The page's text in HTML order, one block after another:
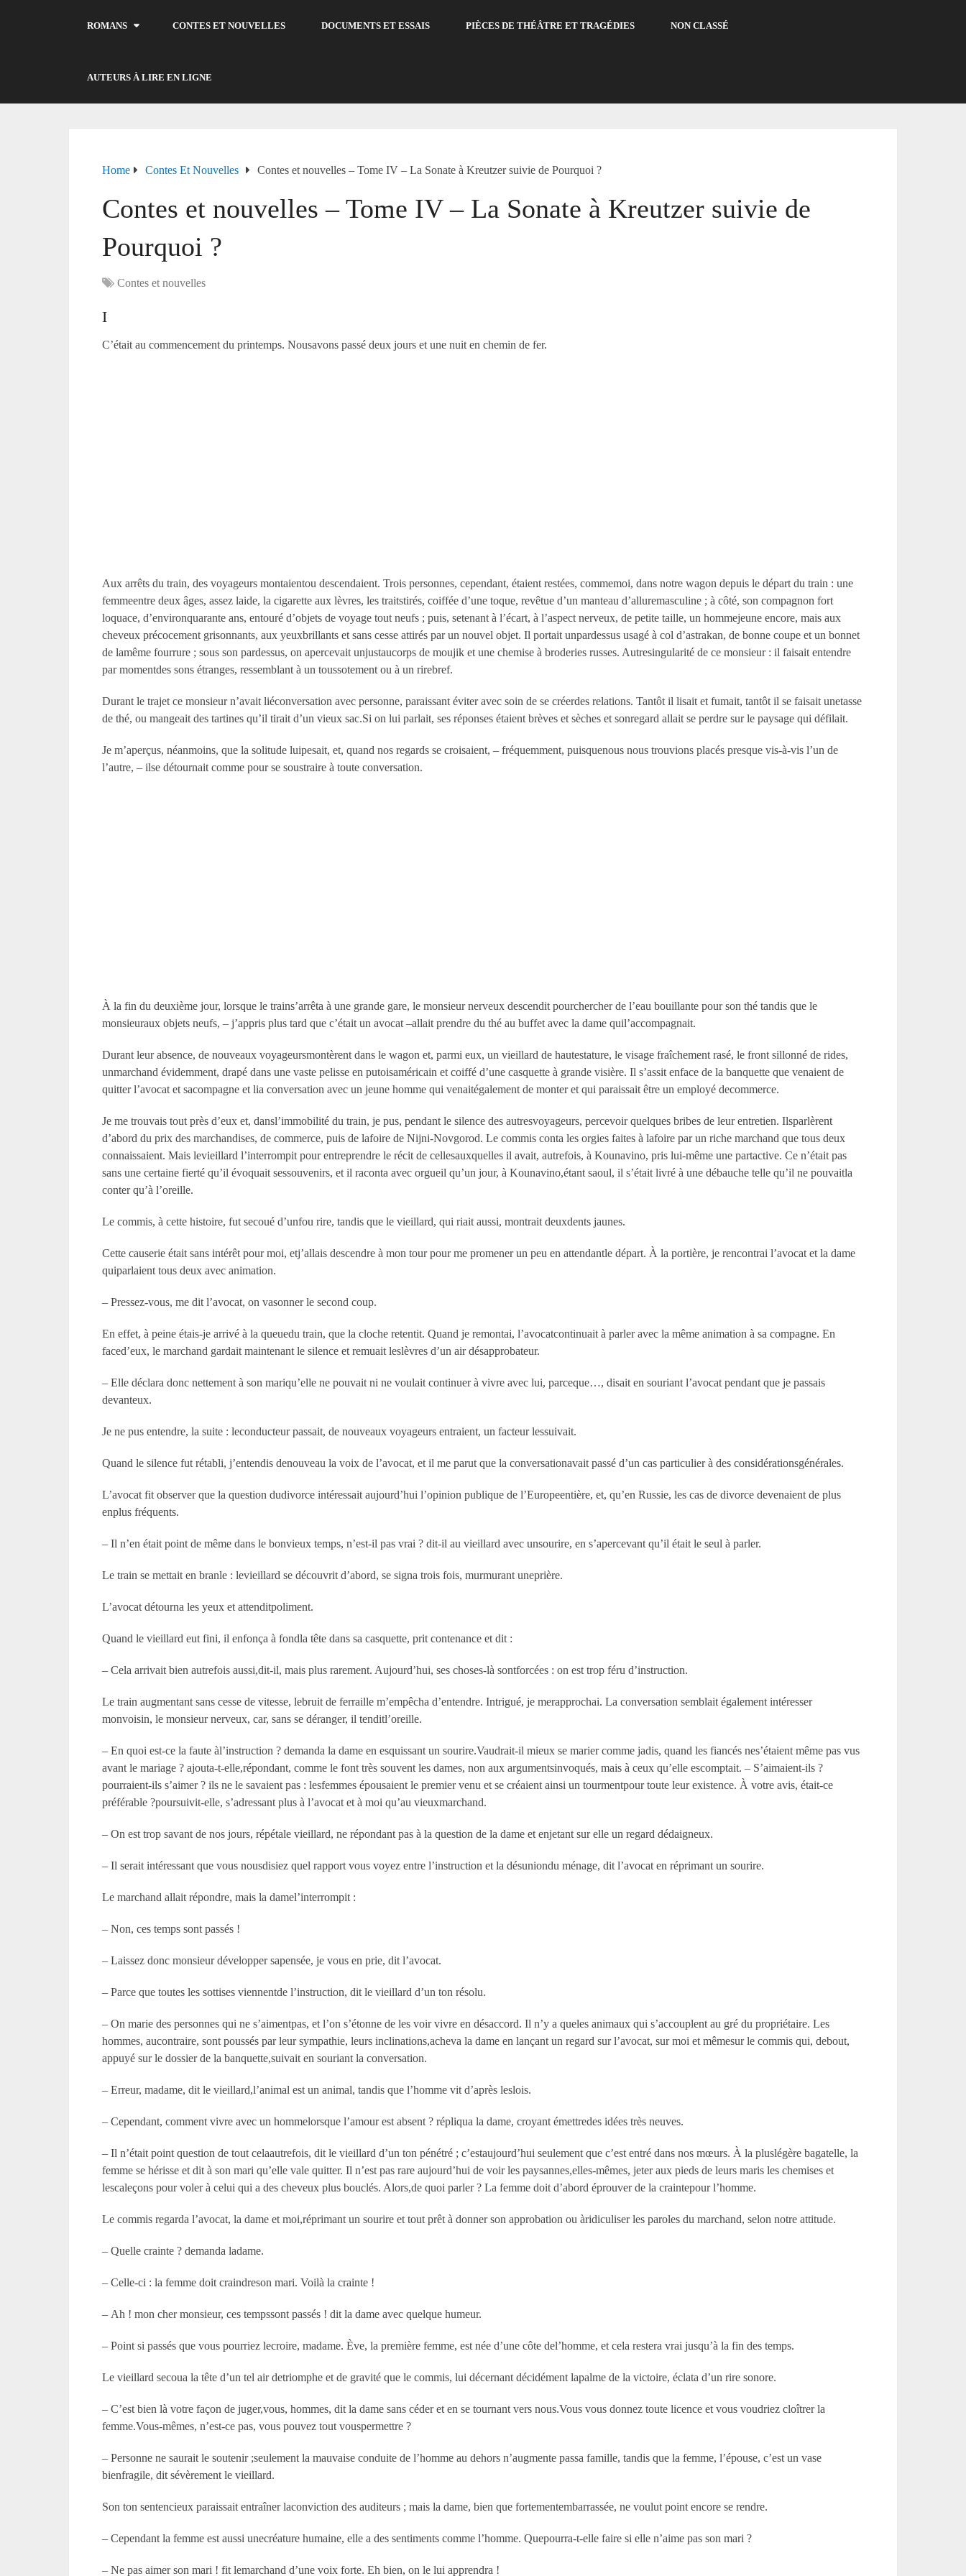
ROMANS CONTES ET NOUVELLES DOCUMENTS ET ESSAIS PIÈCES DE THÉÂTRE ET TRAGÉDIES NON CLASSÉ
AUTEURS À LIRE EN LIGNE
Home Contes Et Nouvelles Contes et nouvelles – Tome IV – La Sonate à Kreutzer suivie de Pourquoi ?
Contes et nouvelles – Tome IV – La Sonate à Kreutzer suivie de
Pourquoi ?
Contes et nouvelles
I
C’était au commencement du printemps. Nousavons passé deux jours et une nuit en chemin de fer.
Aux arrêts du train, des voyageurs montaientou descendaient. Trois personnes, cependant, étaient restées, commemoi, dans notre wagon depuis le départ du train : une
femmeentre deux âges, assez laide, la cigarette aux lèvres, les traitstirés, coiffée d’une toque, revêtue d’un manteau d’alluremasculine ; à côté, son compagnon fort
loquace, d’environquarante ans, entouré d’objets de voyage tout neufs ; puis, setenant à l’écart, à l’aspect nerveux, de petite taille, un hommejeune encore, mais aux
cheveux précocement grisonnants, aux yeuxbrillants et sans cesse attirés par un nouvel objet. Il portait unpardessus usagé à col d’astrakan, de bonne coupe et un bonnet
de lamême fourrure ; sous son pardessus, on apercevait unjustaucorps de moujik et une chemise à broderies russes. Autresingularité de ce monsieur : il faisait entendre
par momentdes sons étranges, ressemblant à un toussotement ou à un rirebref.
Durant le trajet ce monsieur n’avait liéconversation avec personne, paraissant éviter avec soin de se créerdes relations. Tantôt il lisait et fumait, tantôt il se faisait unetasse
de thé, ou mangeait des tartines qu’il tirait d’un vieux sac.Si on lui parlait, ses réponses étaient brèves et sèches et sonregard allait se perdre sur le paysage qui défilait.
Je m’aperçus, néanmoins, que la solitude luipesait, et, quand nos regards se croisaient, – fréquemment, puisquenous nous trouvions placés presque vis-à-vis l’un de
l’autre, – ilse détournait comme pour se soustraire à toute conversation.
À la fin du deuxième jour, lorsque le trains’arrêta à une grande gare, le monsieur nerveux descendit pourchercher de l’eau bouillante pour son thé tandis que le
monsieuraux objets neufs, – j’appris plus tard que c’était un avocat –allait prendre du thé au buffet avec la dame quil’accompagnait.
Durant leur absence, de nouveaux voyageursmontèrent dans le wagon et, parmi eux, un vieillard de hautestature, le visage fraîchement rasé, le front sillonné de rides,
unmarchand évidemment, drapé dans une vaste pelisse en putoisaméricain et coiffé d’une casquette à grande visière. Il s’assit enface de la banquette que venaient de
quitter l’avocat et sacompagne et lia conversation avec un jeune homme qui venaitégalement de monter et qui paraissait être un employé decommerce.
Je me trouvais tout près d’eux et, dansl’immobilité du train, je pus, pendant le silence des autresvoyageurs, percevoir quelques bribes de leur entretien. Ilsparlèrent
d’abord du prix des marchandises, de commerce, puis de lafoire de Nijni-Novgorod. Le commis conta les orgies faites à lafoire par un riche marchand que tous deux
connaissaient. Mais levieillard l’interrompit pour entreprendre le récit de cellesauxquelles il avait, autrefois, à Kounavino, pris lui-même une partactive. Ce n’était pas
sans une certaine fierté qu’il évoquait sessouvenirs, et il raconta avec orgueil qu’un jour, à Kounavino,étant saoul, il s’était livré à une débauche telle qu’il ne pouvaitla
conter qu’à l’oreille.
Le commis, à cette histoire, fut secoué d’unfou rire, tandis que le vieillard, qui riait aussi, montrait deuxdents jaunes.
Cette causerie était sans intérêt pour moi, etj’allais descendre à mon tour pour me promener un peu en attendantle départ. À la portière, je rencontrai l’avocat et la dame
quiparlaient tous deux avec animation.
– Pressez-vous, me dit l’avocat, on vasonner le second coup.
En effet, à peine étais-je arrivé à la queuedu train, que la cloche retentit. Quand je remontai, l’avocatcontinuait à parler avec la même animation à sa compagne. En
faced’eux, le marchand gardait maintenant le silence et remuait leslèvres d’un air désapprobateur.
– Elle déclara donc nettement à son mariqu’elle ne pouvait ni ne voulait continuer à vivre avec lui, parceque…, disait en souriant l’avocat pendant que je passais
devanteux.
Je ne pus entendre, la suite : leconducteur passait, de nouveaux voyageurs entraient, un facteur lessuivait.
Quand le silence fut rétabli, j’entendis denouveau la voix de l’avocat, et il me parut que la conversationavait passé d’un cas particulier à des considérationsgénérales.
L’avocat fit observer que la question dudivorce intéressait aujourd’hui l’opinion publique de l’Europeentière, et, qu’en Russie, les cas de divorce devenaient de plus
enplus fréquents.
– Il n’en était point de même dans le bonvieux temps, n’est-il pas vrai ? dit-il au vieillard avec unsourire, en s’apercevant qu’il était le seul à parler.
Le train se mettait en branle : levieillard se découvrit d’abord, se signa trois fois, murmurant uneprière.
L’avocat détourna les yeux et attenditpoliment.
Quand le vieillard eut fini, il enfonça à fondla tête dans sa casquette, prit contenance et dit :
– Cela arrivait bien autrefois aussi,dit-il, mais plus rarement. Aujourd’hui, ses choses-là sontforcées : on est trop féru d’instruction.
Le train augmentant sans cesse de vitesse, lebruit de ferraille m’empêcha d’entendre. Intrigué, je merapprochai. La conversation semblait également intéresser
monvoisin, le monsieur nerveux, car, sans se déranger, il tenditl’oreille.
– En quoi est-ce la faute àl’instruction ? demanda la dame en esquissant un sourire.Vaudrait-il mieux se marier comme jadis, quand les fiancés nes’étaient même pas vus
avant le mariage ? ajouta-t-elle,répondant, comme le font très souvent les dames, non aux argumentsinvoqués, mais à ceux qu’elle escomptait. – S’aimaient-ils ?
pourraient-ils s’aimer ? ils ne le savaient pas : lesfemmes épousaient le premier venu et se créaient ainsi un tourmentpour toute leur existence. À votre avis, était-ce
préférable ?poursuivit-elle, s’adressant plus à l’avocat et à moi qu’au vieuxmarchand.
– On est trop savant de nos jours, répétale vieillard, ne répondant pas à la question de la dame et enjetant sur elle un regard dédaigneux.
– Il serait intéressant que vous nousdisiez quel rapport vous voyez entre l’instruction et la désuniondu ménage, dit l’avocat en réprimant un sourire.
Le marchand allait répondre, mais la damel’interrompit :
– Non, ces temps sont passés !
– Laissez donc monsieur développer sapensée, je vous en prie, dit l’avocat.
– Parce que toutes les sottises viennentde l’instruction, dit le vieillard d’un ton résolu.
– On marie des personnes qui ne s’aimentpas, et l’on s’étonne de les voir vivre en désaccord. Il n’y a queles animaux qui s’accouplent au gré du propriétaire. Les
hommes, aucontraire, sont poussés par leur sympathie, leurs inclinations,acheva la dame en lançant un regard sur l’avocat, sur moi et mêmesur le commis qui, debout,
appuyé sur le dossier de la banquette,suivait en souriant la conversation.
– Erreur, madame, dit le vieillard,l’animal est un animal, tandis que l’homme vit d’après leslois.
– Cependant, comment vivre avec un hommelorsque l’amour est absent ? répliqua la dame, croyant émettredes idées très neuves.
– Il n’était point question de tout celaautrefois, dit le vieillard d’un ton pénétré ; c’estaujourd’hui seulement que c’est entré dans nos mœurs. À la pluslégère bagatelle, la
femme se hérisse et dit à son mari qu’elle vale quitter. Il n’est pas rare aujourd’hui de voir les paysannes,elles-mêmes, jeter aux pieds de leurs maris les chemises et
lescaleçons pour voler à celui qui a des cheveux plus bouclés. Alors,de quoi parler ? La femme doit d’abord éprouver de la craintepour l’homme.
Le commis regarda l’avocat, la dame et moi,réprimant un sourire et tout prêt à donner son approbation ou àridiculiser les paroles du marchand, selon notre attitude.
– Quelle crainte ? demanda ladame.
– Celle-ci : la femme doit craindreson mari. Voilà la crainte !
– Ah ! mon cher monsieur, ces tempssont passés ! dit la dame avec quelque humeur.
– Point si passés que vous pourriez lecroire, madame. Ève, la première femme, est née d’une côte del’homme, et cela restera vrai jusqu’à la fin des temps.
Le vieillard secoua la tête d’un tel air detriomphe et de gravité que le commis, lui décernant décidément lapalme de la victoire, éclata d’un rire sonore.
– C’est bien là votre façon de juger,vous, hommes, dit la dame sans céder et en se tournant vers nous.Vous vous donnez toute licence et vous voudriez cloîtrer la
femme.Vous-mêmes, n’est-ce pas, vous pouvez tout vouspermettre ?
– Personne ne saurait le soutenir ;seulement la mauvaise conduite de l’homme au dehors n’augmente passa famille, tandis que la femme, l’épouse, c’est un vase
bienfragile, dit sévèrement le vieillard.
Son ton sentencieux paraissait entraîner laconviction des auditeurs ; mais la dame, bien que fortementembarrassée, ne voulut point encore se rendre.
– Cependant la femme est aussi unecréature humaine, elle a des sentiments comme l’homme. Quepourra-t-elle faire si elle n’aime pas son mari ?
– Ne pas aimer son mari ! fit lemarchand d’une voix forte. Eh bien, on le lui apprendra !